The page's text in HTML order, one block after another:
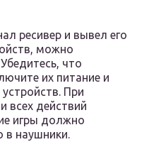
ресивер и вывел его
можно
что
их питание и
При
всех действий
игры должно
в наушники.